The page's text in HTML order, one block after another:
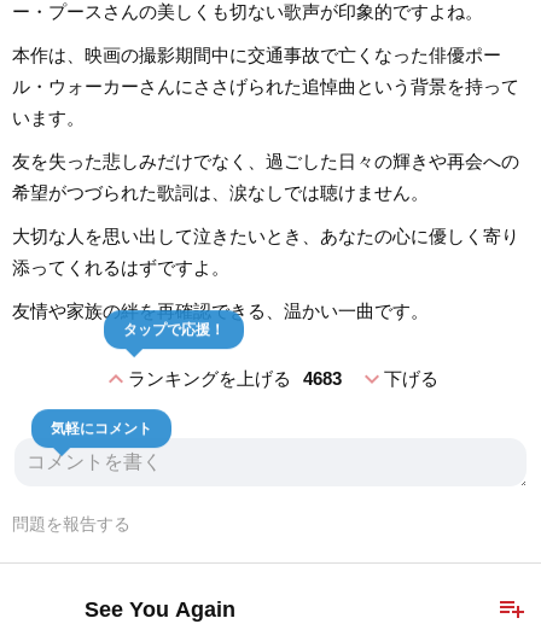
ー・プースさんの美しくも切ない歌声が印象的ですよね。
本作は、映画の撮影期間中に交通事故で亡くなった俳優ポー
ル・ウォーカーさんにささげられた追悼曲という背景を持って
います。
友を失った悲しみだけでなく、過ごした日々の輝きや再会への
希望がつづられた歌詞は、涙なしでは聴けません。
大切な人を思い出して泣きたいとき、あなたの心に優しく寄り
添ってくれるはずですよ。
友情や家族の絆を再確認できる、温かい一曲です。
expand_lessランキングを上げる 4683
タップで応援！
expand_more下げる
気軽にコメント
問題を報告する
playlist_add
See You Again